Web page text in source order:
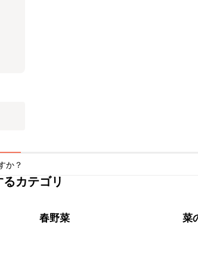
か？
が目安です。なるべくお早めにお召し上がりくだ
カテゴリ
春野菜 菜